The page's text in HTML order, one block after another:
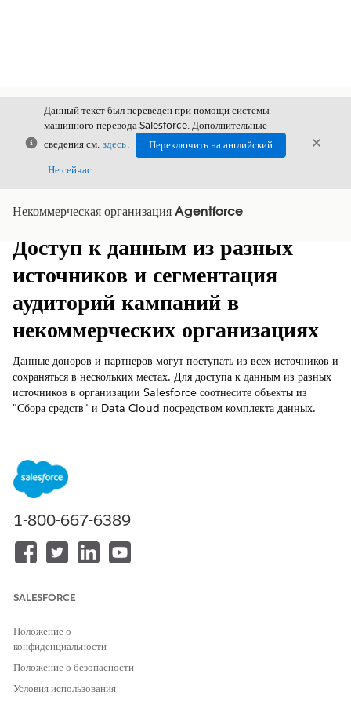
Закрыть
Данный текст был переведен при помощи системы
машинного перевода Salesforce. Дополнительные
сведения см. здесь.
Переключить на английский
Не сейчас
Некоммерческая организация Agentforce
Показать содержание
Содержание
Доступ к данным из разных
источников и сегментация
аудиторий кампаний в
некоммерческих организациях
Данные доноров и партнеров могут поступать из всех источников и
сохраняться в нескольких местах. Для доступа к данным из разных
источников в организации Salesforce соотнесите объекты из
"Сбора средств" и Data Cloud посредством комплекта данных.
ТРЕБУЕМЫЕ ВЫПУСКИ
Доступно в: Lightning Experience
Доступно в: выпускахEnterprise
Developer
с Education Cloud
Доступно в версиях: Версии
ПОЛНОМОЧИЯ
ПОЛЬЗОВАТЕЛЯ
Для соотнесения объектов из
Fundraising с Data Cloud:
1-800-667-6389
SALESFORCE
Положение о
конфиденциальности
Положение о безопасности
Условия использования